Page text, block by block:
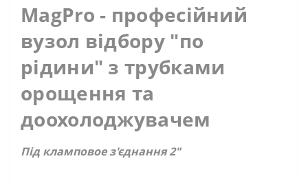
MagPro - професійний
вузол відбору "по
рідини" з трубками
орощення та
доохолоджувачем
Під кламповое з'єднання 2"